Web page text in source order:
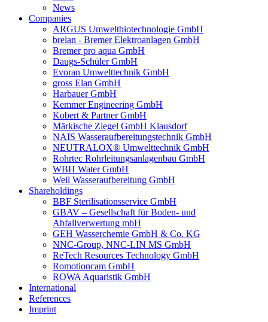
News
Companies
ARGUS Umweltbiotechnologie GmbH
brelan - Bremer Elektroanlagen GmbH
Bremer pro aqua GmbH
Daugs-Schüler GmbH
Evoran Umwelt­technik GmbH
gross Elan GmbH
Harbauer GmbH
Kemmer Engineering GmbH
Kobert & Partner GmbH
Märkische Ziegel GmbH Klausdorf
NAIS Wasseraufbereitungstechnik GmbH
NEUTRALOX® Umwelttechnik GmbH
Rohrtec Rohrleitungsanlagenbau GmbH
WBH Water GmbH
Weil Wasseraufbereitung GmbH
Shareholdings
BBF Sterilisationsservice GmbH
GBAV – Gesellschaft für Boden- und
Abfallverwertung mbH
GEH Wasserchemie GmbH & Co. KG
NNC-Group, NNC-LIN MS GmbH
ReTech Resources Technology GmbH
Romotioncam GmbH
ROWA Aquaristik GmbH
International
References
Imprint